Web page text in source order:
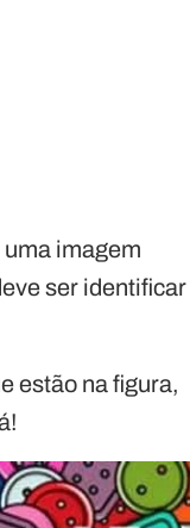
imagem
ser identificar
estão na figura,